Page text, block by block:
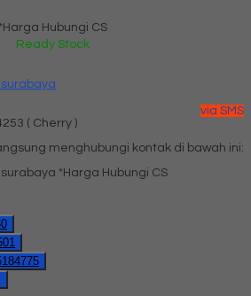
*Harga Hubungi CS
Ready Stock
via SMS
( Cherry )
menghubungi kontak di bawah ini:
*Harga Hubungi CS